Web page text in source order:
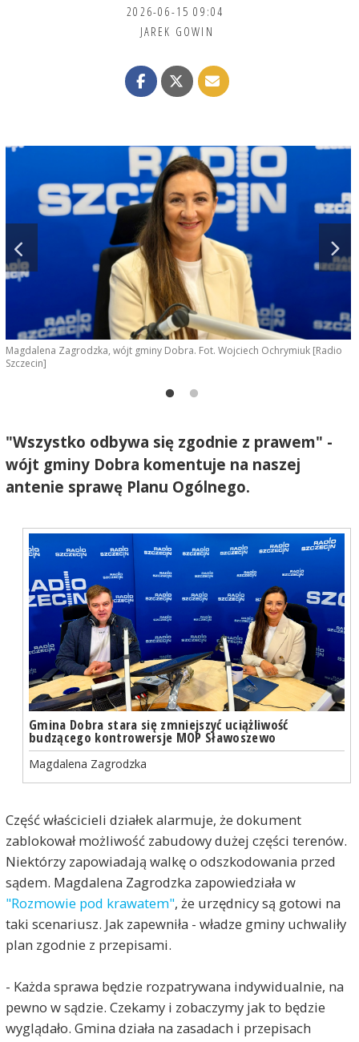
2026-06-15 09:04
JAREK GOWIN
Magdalena Zagrodzka, wójt gminy Dobra. Fot. Wojciech Ochrymiuk [Radio
Szczecin]
"Wszystko odbywa się zgodnie z prawem" -
wójt gminy Dobra komentuje na naszej
antenie sprawę Planu Ogólnego.
Gmina Dobra stara się zmniejszyć uciążliwość
budzącego kontrowersje MOP Sławoszewo
Magdalena Zagrodzka
Część właścicieli działek alarmuje, że dokument
zablokował możliwość zabudowy dużej części terenów.
Niektórzy zapowiadają walkę o odszkodowania przed
sądem. Magdalena Zagrodzka zapowiedziała w
"Rozmowie pod krawatem", że urzędnicy są gotowi na
taki scenariusz. Jak zapewniła - władze gminy uchwaliły
plan zgodnie z przepisami.
- Każda sprawa będzie rozpatrywana indywidualnie, na
pewno w sądzie. Czekamy i zobaczymy jak to będzie
wyglądało. Gmina działa na zasadach i przepisach